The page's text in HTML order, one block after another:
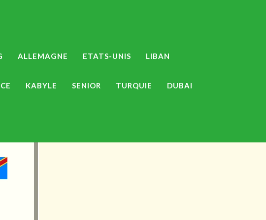
ALLEMAGNE ETATS-UNIS LIBAN
KABYLE SENIOR TURQUIE DUBAI